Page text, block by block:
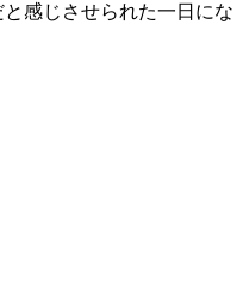
感じさせられた一日にな